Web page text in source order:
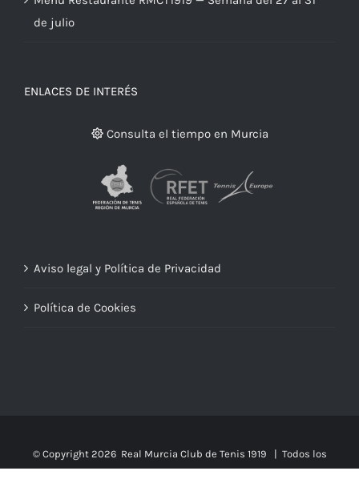
de julio
ENLACES DE INTERÉS
Consulta el tiempo en Murcia
Aviso legal y Política de Privacidad
Política de Cookies
© Copyright 2026 Real Murcia Club de Tenis 1919 | Todos los